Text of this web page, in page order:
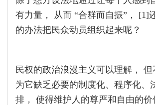
有力量， 从而 “合群而自振”， [1]
的办法把民众动员组织起来呢？
民权的政治浪漫主义可以理解， 但
为它缺乏必要的制度化、程序化、
排， 使得维护人的尊严和自由的